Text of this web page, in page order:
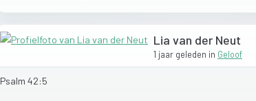
Lia van der Neut
1 jaar geleden in Geloof
Psalm 42:5